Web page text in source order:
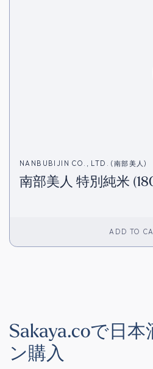
NANBUBIJIN CO., LTD. (南部美人)
南部美人 特別純米
ADD TO
Sakaya.coで日
ン購入